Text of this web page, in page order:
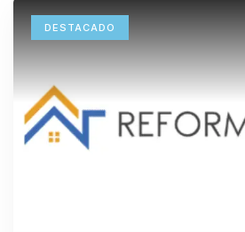
DESTACADO